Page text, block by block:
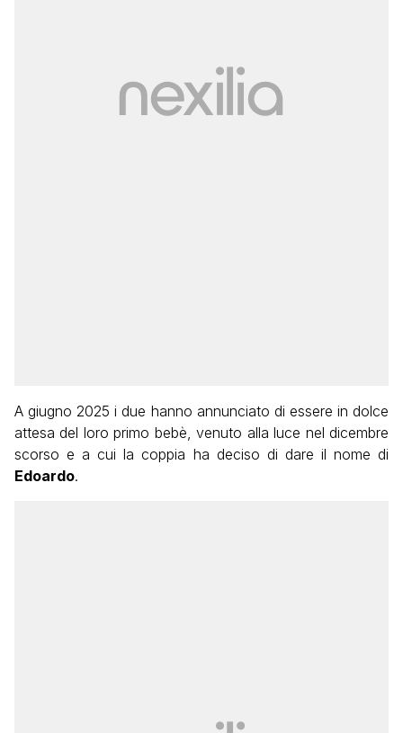
A giugno 2025 i due hanno annunciato di essere in dolce
attesa del loro primo bebè, venuto alla luce nel dicembre
scorso e a cui la coppia ha deciso di dare il nome di
Edoardo.